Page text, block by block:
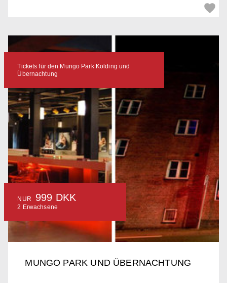
MUNGO PARK UND ÜBERNACHTUNG
Tickets für den Mungo Park Kolding und
Übernachtung
NUR 999 DKK
2 Erwachsene